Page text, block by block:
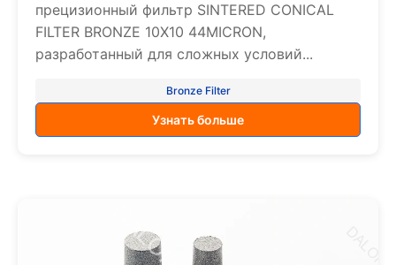
прецизионный фильтр SINTERED CONICAL
FILTER BRONZE 10X10 44MICRON,
разработанный для сложных условий...
Bronze Filter
Узнать больше